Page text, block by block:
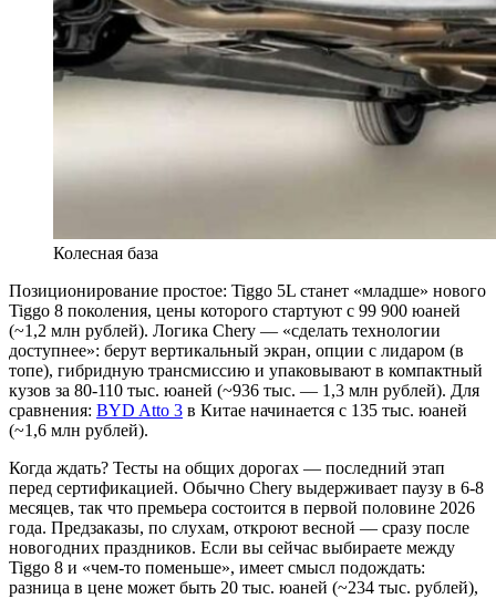
Колесная база
Позиционирование простое: Tiggo 5L станет «младше» нового
Tiggo 8 поколения, цены которого стартуют с 99 900 юаней
(~1,2 млн рублей). Логика Chery — «сделать технологии
доступнее»: берут вертикальный экран, опции с лидаром (в
топе), гибридную трансмиссию и упаковывают в компактный
кузов за 80-110 тыс. юаней (~936 тыс. — 1,3 млн рублей). Для
сравнения: BYD Atto 3 в Китае начинается с 135 тыс. юаней
(~1,6 млн рублей).
Когда ждать? Тесты на общих дорогах — последний этап
перед сертификацией. Обычно Chery выдерживает паузу в 6-8
месяцев, так что премьера состоится в первой половине 2026
года. Предзаказы, по слухам, откроют весной — сразу после
новогодних праздников. Если вы сейчас выбираете между
Tiggo 8 и «чем-то поменьше», имеет смысл подождать:
разница в цене может быть 20 тыс. юаней (~234 тыс. рублей),